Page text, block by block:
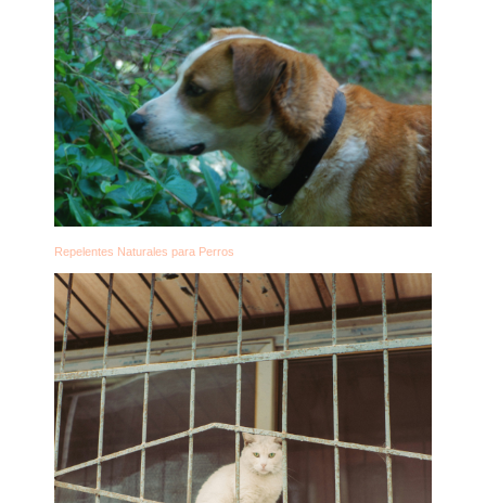
Repelentes Naturales para Perros